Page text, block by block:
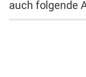
auch folgende